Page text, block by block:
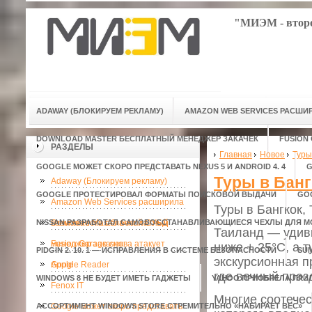
"МИЭМ -
ADAWAY (БЛОКИРУЕМ РЕКЛАМУ) AMAZON WEB SERVICES
DOWNLOAD MASTER БЕСПЛАТНЫЙ МЕНЕДЖЕР ЗАКАЧЕК
GOOGLE МОЖЕТ СКОРО ПРЕДСТАВАТЬ NEXUS 5 И ANDROID 4. 4
GOOGLE ПРОТЕСТИРОВАЛ ФОРМАТЫ ПОИСКОВОЙ ВЫДАЧИ
NISSAN РАЗРАБОТАЛ САМОВОССТАНАВЛИВАЮЩИЕСЯ ЧЕХЛЫ ДЛЯ
PIDGIN 2. 10. 1 — ИСПРАВЛЕНИЯ В СИСТЕМЕ БЕЗОПАСНОСТИ
WINDOWS 8 НЕ БУДЕТ ИМЕТЬ ГАДЖЕТЫ YAHOO ПРИОБРЕЛА
АССОРТИМЕНТ WINDOWS STORE СТРЕМИТЕЛЬНО «НАБИРАЕТ ВЕС»
РАЗДЕЛЫ
Adaway (Блокируем рекламу)
Amazon Web Services расширила
возможности облачной СУБД
Download Master бесплатный
менеджер закачек
Fusion Garage снова атакует
Apple
Google Reader
Fenox IT
Google может скоро представать
Главная Новое
Туры в
Туры в Бангкок,
Таиланд —
ниже + 25°C, а
экскурсионная
где вечный
Многие